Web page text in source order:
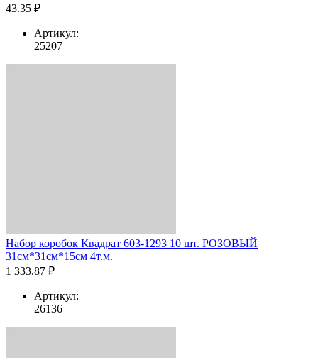
43.35 ₽
Артикул:
25207
Набор коробок Квадрат 603-1293 10 шт. РОЗОВЫЙ
31см*31см*15см 4т.м.
1 333.87 ₽
Артикул:
26136